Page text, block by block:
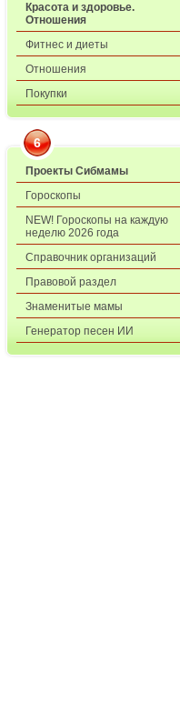
Красота и здоровье.
Отношения
Фитнес и диеты
Отношения
Покупки
6
Проекты Сибмамы
Гороскопы
NEW! Гороскопы на каждую
неделю 2026 года
Справочник организаций
Правовой раздел
Знаменитые мамы
Генератор песен ИИ